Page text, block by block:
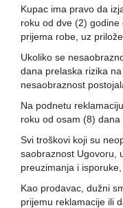
Kupac ima pravo da
roku od dve (2)
prijema robe, uz
Ukoliko se
dana prelaska rizika
nesaobraznost
Na podnetu
roku od osam (8) dana
Svi troškovi koji su
saobraznost Ugovoru,
preuzimanja i
Kao prodavac, dužni
prijemu reklamacije ili